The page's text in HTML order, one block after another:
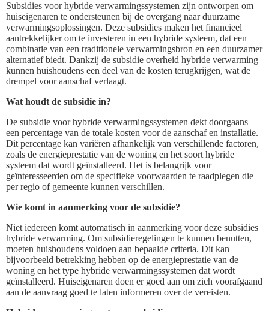
Subsidies voor hybride verwarmingssystemen zijn ontworpen om
huiseigenaren te ondersteunen bij de overgang naar duurzame
verwarmingsoplossingen. Deze subsidies maken het financieel
aantrekkelijker om te investeren in een hybride systeem, dat een
combinatie van een traditionele verwarmingsbron en een duurzamer
alternatief biedt. Dankzij de subsidie overheid hybride verwarming
kunnen huishoudens een deel van de kosten terugkrijgen, wat de
drempel voor aanschaf verlaagt.
Wat houdt de subsidie in?
De subsidie voor hybride verwarmingssystemen dekt doorgaans
een percentage van de totale kosten voor de aanschaf en installatie.
Dit percentage kan variëren afhankelijk van verschillende factoren,
zoals de energieprestatie van de woning en het soort hybride
systeem dat wordt geïnstalleerd. Het is belangrijk voor
geïnteresseerden om de specifieke voorwaarden te raadplegen die
per regio of gemeente kunnen verschillen.
Wie komt in aanmerking voor de subsidie?
Niet iedereen komt automatisch in aanmerking voor deze subsidies
hybride verwarming. Om subsidieregelingen te kunnen benutten,
moeten huishoudens voldoen aan bepaalde criteria. Dit kan
bijvoorbeeld betrekking hebben op de energieprestatie van de
woning en het type hybride verwarmingssystemen dat wordt
geïnstalleerd. Huiseigenaren doen er goed aan om zich voorafgaand
aan de aanvraag goed te laten informeren over de vereisten.